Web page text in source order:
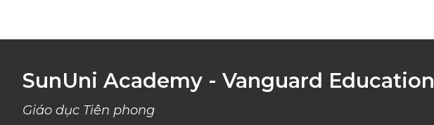
SunUni Academy - Vanguard Education
Giáo dục Tiên phong